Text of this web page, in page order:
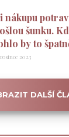
nákupu
šunku.
by to
2023
DALŠÍ